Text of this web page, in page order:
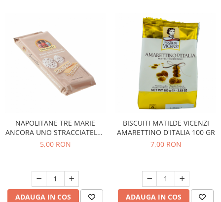
NAPOLITANE TRE MARIE
ANCORA UNO STRACCIATELLA
36G
5,00 RON
ADAUGA IN COS
BISCUITI MATILDE VICENZI
AMARETTINO D'ITALIA 100 GR
7,00 RON
ADAUGA IN COS